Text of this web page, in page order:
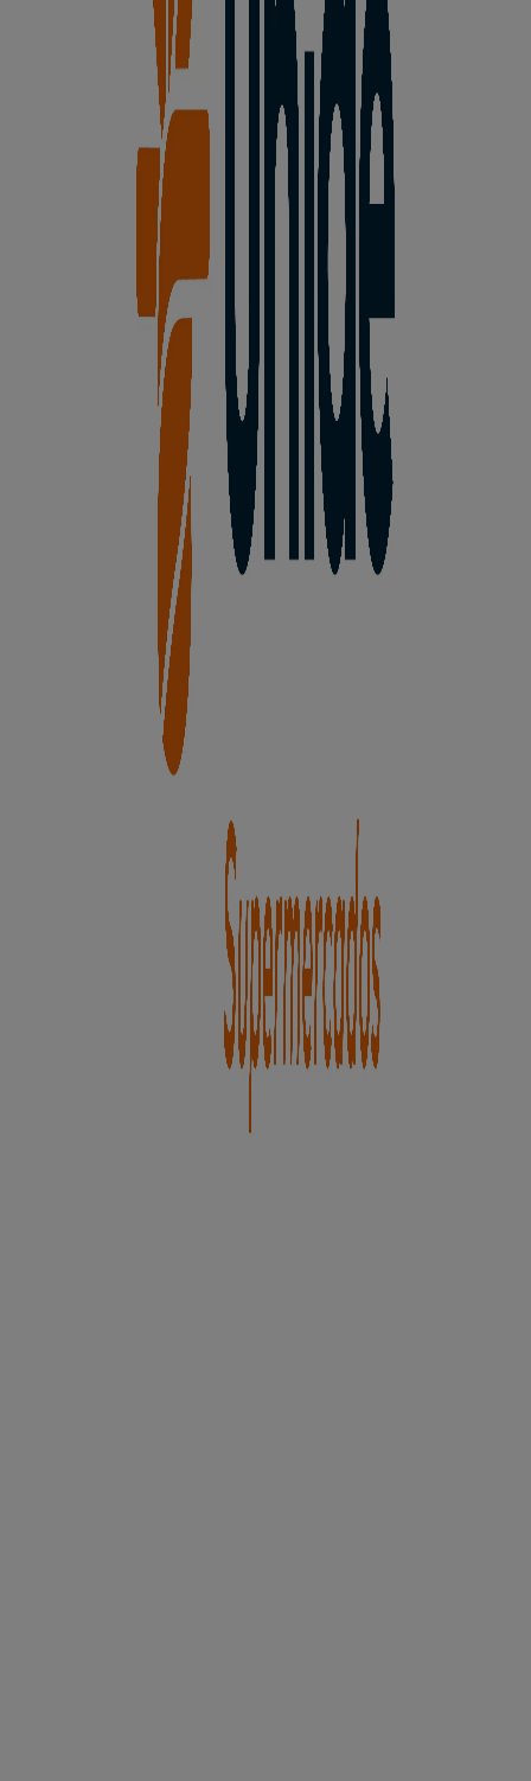
Unide Supermercados
¡Bienvenido a Tiendeo! Aquí puedes encontrar no solo
ofertas catálogos y promociones
también descubrir las tiendas más populares en
Durante el mes de
, en nuestra
plataforma podrás conocer las últimas novedades de
Unide Supermercados
, una de las marcas más
reconocidas, así como la ubicación y detalles de las
tiendas más cercanas en
En Tiendeo, no solo tendrás acceso a
promociones
descuentos, sino también a información sobre las
tiendas físicas de tu ciudad. Explora los catálogos de
Unide Supermercados
, encuentra las tiendas en
descubre los productos con grandes descuentos para
ahorrar en tus compras este
. Además, te
mantenemos al tanto de las ubicaciones exactas,
horarios de atención y todos los detalles necesarios para
que puedas disfrutar de una experiencia de compra
.
No pierdas la oportunidad de aprovechar las
Unide Supermercados
mantente actualizado con los mejores precios durante
. En Tiendeo, siempre encontrarás las
mejores tiendas y opciones de compra en
¡Empieza a explorar las tiendas y promociones que
tenemos para ti ahora mismo!